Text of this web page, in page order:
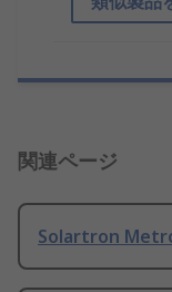
関連ページ
Solartron